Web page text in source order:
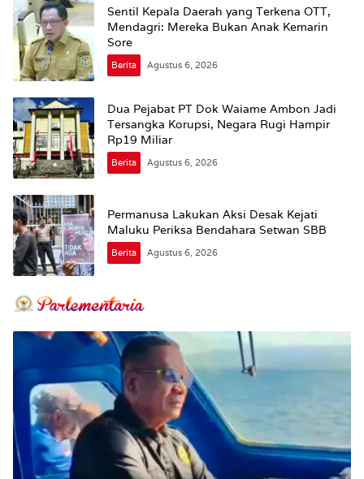
Sentil Kepala Daerah yang Terkena OTT,
Mendagri: Mereka Bukan Anak Kemarin
Sore
Berita Agustus 6, 2026
Dua Pejabat PT Dok Waiame Ambon Jadi
Tersangka Korupsi, Negara Rugi Hampir
Rp19 Miliar
Berita Agustus 6, 2026
Permanusa Lakukan Aksi Desak Kejati
Maluku Periksa Bendahara Setwan SBB
Berita Agustus 6, 2026